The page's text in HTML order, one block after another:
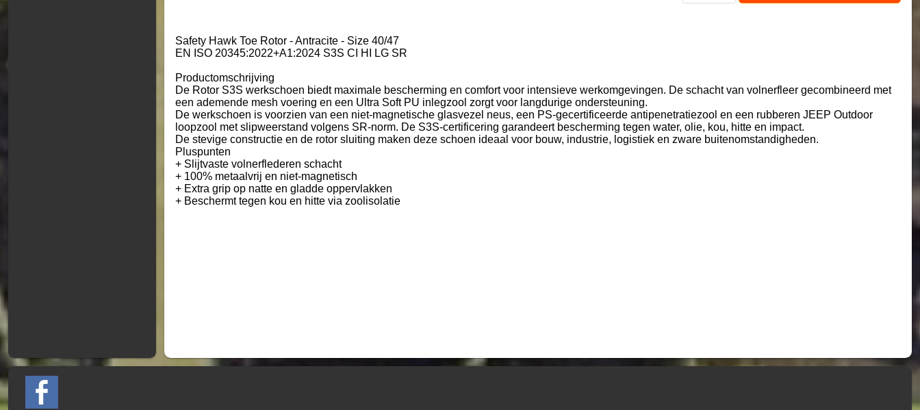
Safety Hawk Toe Rotor - Antracite - Size 40/47
EN ISO 20345:2022+A1:2024 S3S CI HI LG SR
Productomschrijving
De Rotor S3S werkschoen biedt maximale bescherming en comfort voor intensieve werkomgevingen. De schacht van volnerfleer gecombineerd met
een ademende mesh voering en een Ultra Soft PU inlegzool zorgt voor langdurige ondersteuning.
De werkschoen is voorzien van een niet-magnetische glasvezel neus, een PS-gecertificeerde antipenetratiezool en een rubberen JEEP Outdoor
loopzool met slipweerstand volgens SR-norm. De S3S-certificering garandeert bescherming tegen water, olie, kou, hitte en impact.
De stevige constructie en de rotor sluiting maken deze schoen ideaal voor bouw, industrie, logistiek en zware buitenomstandigheden.
Pluspunten
+ Slijtvaste volnerflederen schacht
+ 100% metaalvrij en niet-magnetisch
+ Extra grip op natte en gladde oppervlakken
+ Beschermt tegen kou en hitte via zoolisolatie